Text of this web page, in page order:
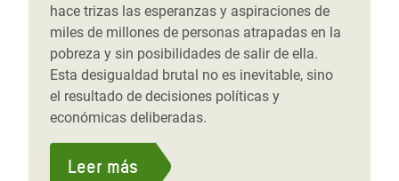
hace trizas las esperanzas y aspiraciones de
miles de millones de personas atrapadas en la
pobreza y sin posibilidades de salir de ella.
Esta desigualdad brutal no es inevitable, sino
el resultado de decisiones políticas y
económicas deliberadas.
Leer más